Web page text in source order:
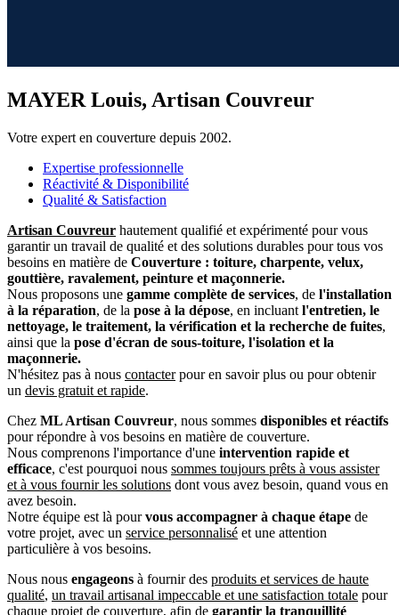
MAYER Louis, Artisan Couvreur
Votre expert en couverture depuis 2002.
Expertise professionnelle
Réactivité & Disponibilité
Qualité & Satisfaction
Artisan Couvreur hautement qualifié et expérimenté pour vous
garantir un travail de qualité et des solutions durables pour tous vos
besoins en matière de Couverture : toiture, charpente, velux,
gouttière, ravalement, peinture et maçonnerie.
Nous proposons une gamme complète de services, de l'installation
à la réparation, de la pose à la dépose, en incluant l'entretien, le
nettoyage, le traitement, la vérification et la recherche de fuites,
ainsi que la pose d'écran de sous-toiture, l'isolation et la
maçonnerie.
N'hésitez pas à nous contacterpour en savoir plus ou pour obtenir
un devis gratuit et rapide.
Chez ML Artisan Couvreur, nous sommes disponibles et réactifs
pour répondre à vos besoins en matière de couverture.
Nous comprenons l'importance d'une intervention rapide et
efficace, c'est pourquoi nous sommes toujours prêts à vous assister
et à vous fournir les solutions dont vous avez besoin, quand vous en
avez besoin.
Notre équipe est là pourvous accompagner à chaque étape de
votre projet, avec un service personnalisé et une attention
particulière à vos besoins.
Nous nous engageons à fournir des produits et services de haute
qualité, un travail artisanal impeccable et une satisfaction totale pour
chaque projet de couverture, afin de garantir la tranquillité